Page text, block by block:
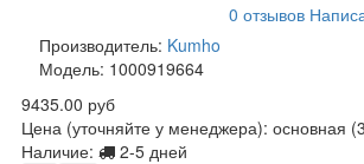
0 отзывов
Производитель: Kumho
Модель: 1000919664
9435.00 руб
Цена (уточняйте у менеджера): основная
Наличие:
2-5 дней